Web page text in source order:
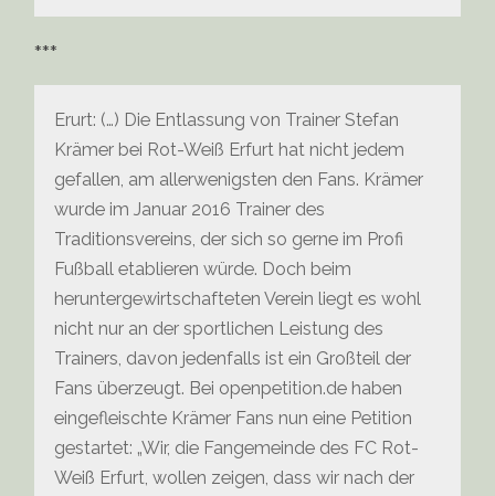
***
Erurt: (…) Die Entlassung von Trainer Stefan
Krämer bei Rot-Weiß Erfurt hat nicht jedem
gefallen, am allerwenigsten den Fans. Krämer
wurde im Januar 2016 Trainer des
Traditionsvereins, der sich so gerne im Profi
Fußball etablieren würde. Doch beim
heruntergewirtschafteten Verein liegt es wohl
nicht nur an der sportlichen Leistung des
Trainers, davon jedenfalls ist ein Großteil der
Fans überzeugt. Bei openpetition.de haben
eingefleischte Krämer Fans nun eine Petition
gestartet: „Wir, die Fangemeinde des FC Rot-
Weiß Erfurt, wollen zeigen, dass wir nach der